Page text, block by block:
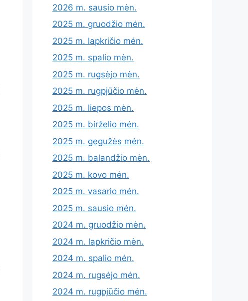
2026 m. sausio mėn.
2025 m. gruodžio mėn.
2025 m. lapkričio mėn.
2025 m. spalio mėn.
2025 m. rugsėjo mėn.
2025 m. rugpjūčio mėn.
2025 m. liepos mėn.
2025 m. birželio mėn.
2025 m. gegužės mėn.
2025 m. balandžio mėn.
2025 m. kovo mėn.
2025 m. vasario mėn.
2025 m. sausio mėn.
2024 m. gruodžio mėn.
2024 m. lapkričio mėn.
2024 m. spalio mėn.
2024 m. rugsėjo mėn.
2024 m. rugpjūčio mėn.